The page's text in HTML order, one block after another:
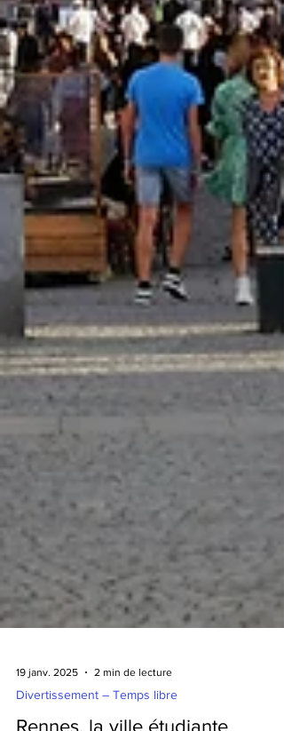
19 janv. 2025 2 min de lecture
Divertissement – Temps libre